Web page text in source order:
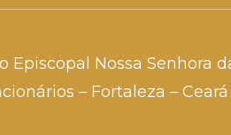
Episcopal Nossa Senhora
– Fortaleza – Ceará